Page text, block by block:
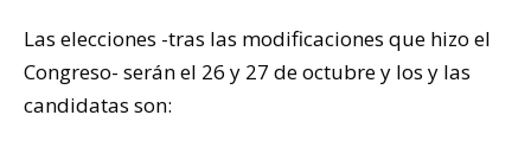
Las elecciones -tras las modificaciones que hizo el
Congreso- serán el 26 y 27 de octubre y los y las
candidatas son: